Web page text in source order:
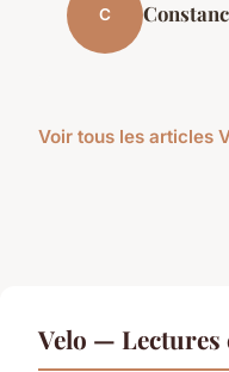
C
Voir tous les articles
Velo — Lectures